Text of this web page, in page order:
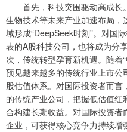
首先，科技突围驱动高成长
生物技术等未来产业加速布局
域形成“DeepSeek时刻”。对国
表的A股科技公司，也将成为分
次，传统转型孕育新机遇。随着
预见越来越多的传统行业上市
股估值体系。对国际投资者而
的传统产业公司，把握低估值
合构建长期收益。对国际投资
企业，可获得核心竞争力持续增